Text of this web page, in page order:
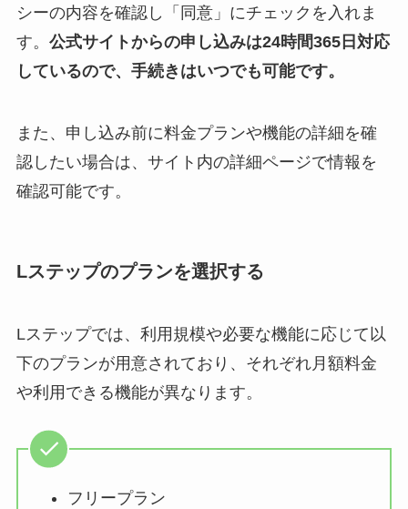
シーの内容を確認し「同意」にチェックを入れま
す。 公式サイトからの申し込みは24時間365日対応
しているので、手続きはいつでも可能です。
また、申し込み前に料金プランや機能の詳細を確
認したい場合は、サイト内の詳細ページで情報を
確認可能です。
Lステップのプランを選択する
Lステップでは、利用規模や必要な機能に応じて以
下のプランが用意されており、それぞれ月額料金
や利用できる機能が異なります。
フリープラン